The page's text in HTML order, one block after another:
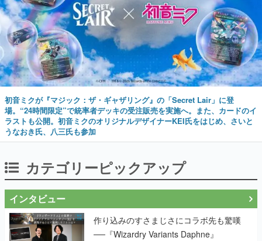
初音ミクが『マジック：ザ・ギャザリング』の「Secret Lair」に登
場。“24時間限定”で統率者デッキの受注販売を実施へ。また、カードのイ
ラストも公開。初音ミクのオリジナルデザイナーKEI氏をはじめ、さいと
うなおき氏、八三氏も参加
カテゴリーピックアップ
インタビュー
作り込みのすさまじさにコラボ先も驚嘆
──『Wizardry Variants Daphne』